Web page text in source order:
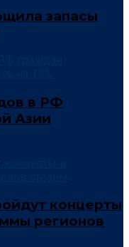
запасы
в РФ
Азии
концерты
регионов